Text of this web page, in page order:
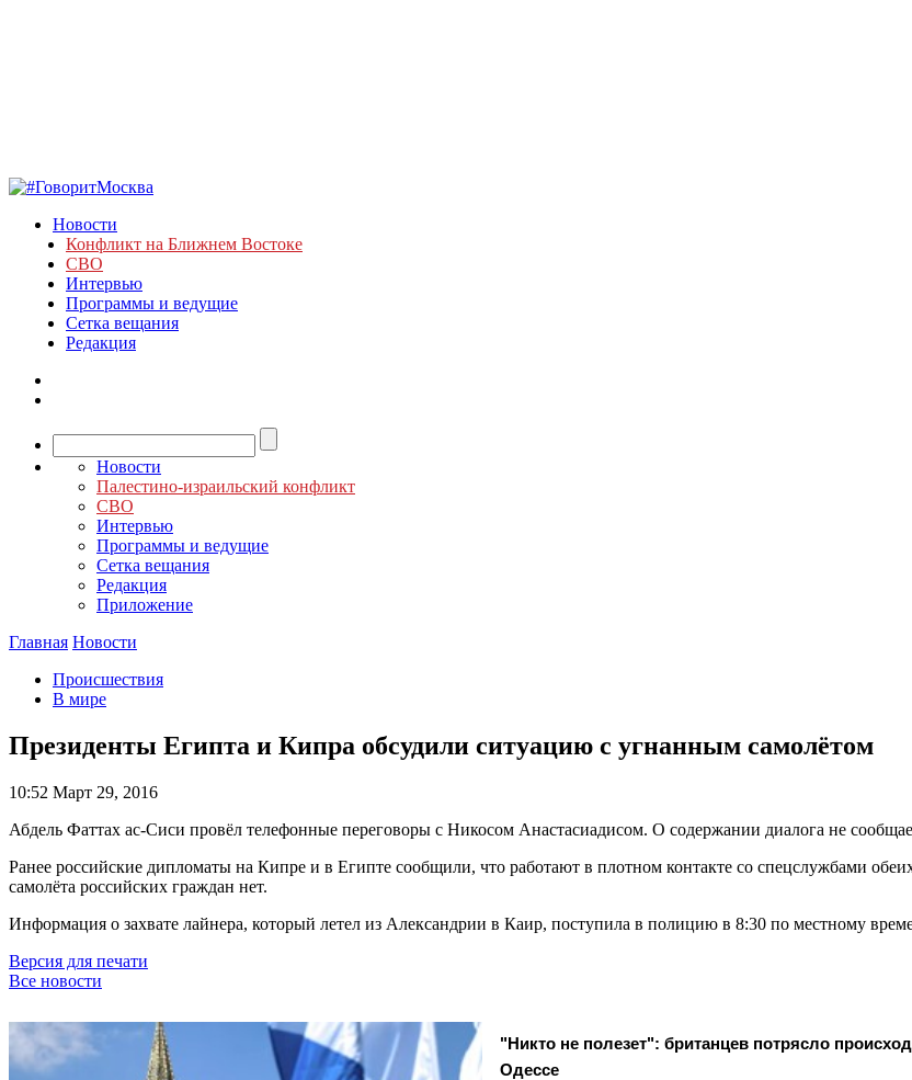
Новости
Конфликт на Ближнем Востоке
СВО
Интервью
Программы и ведущие
Сетка вещания
Редакция
Новости
Палестино-израильский конфликт
СВО
Интервью
Программы и ведущие
Сетка вещания
Редакция
Приложение
Главная Новости
Происшествия
В мире
Президенты Египта и Кипра обсудили ситуацию с угнанным самолётом
10:52 Март 29, 2016
Абдель Фаттах ас-Сиси провёл телефонные переговоры с Никосом Анастасиадисом. О содержании диалога не
Ранее российские дипломаты на Кипре и в Египте сообщили, что работают в плотном контакте со спецслужбами
самолёта российских граждан нет.
Информация о захвате лайнера, который летел из Александрии в Каир, поступила в полицию в 8:30 по местному
Версия для печати
Все новости
"Никто не полезет": британцев потрясло
Одессе